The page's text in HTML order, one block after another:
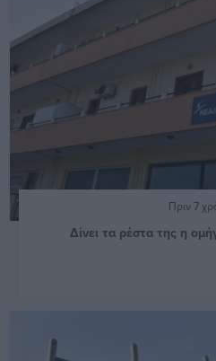
Πριν 7
Δίνει τα ρέστα της η